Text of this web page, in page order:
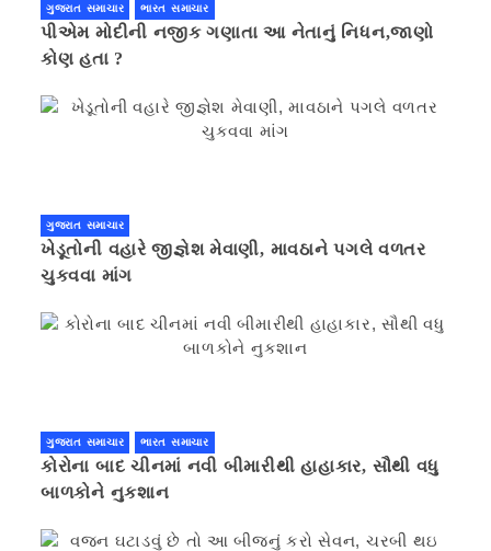
ગુજરાત સમાચાર ભારત સમાચાર
પીએમ મોદીની નજીક ગણાતા આ નેતાનું નિધન,જાણો
કોણ હતા ?
ગુજરાત સમાચાર
ખેડૂતોની વહારે જીજ્ઞેશ મેવાણી, માવઠાને પગલે વળતર
ચુકવવા માંગ
ગુજરાત સમાચાર ભારત સમાચાર
કોરોના બાદ ચીનમાં નવી બીમારીથી હાહાકાર, સૌથી વધુ
બાળકોને નુકશાન